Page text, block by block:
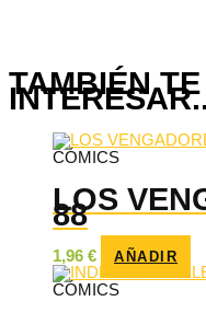
TAMBIÉN
CÓMICS
LOS
88
1,96 € AÑADIR
CÓMICS